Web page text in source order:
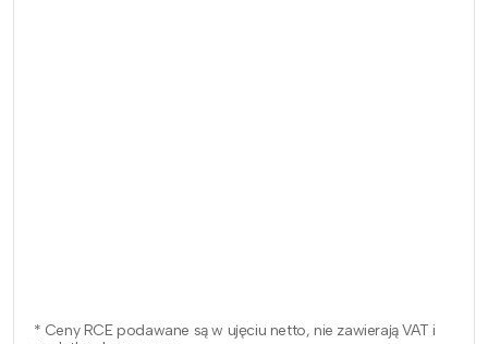
* Ceny RCE podawane są w ujęciu netto, nie zawierają VAT i